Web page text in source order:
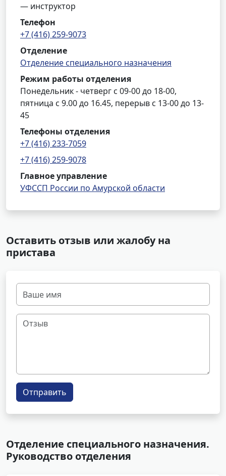
— инструктор
Телефон
+7 (416) 259-9073
Отделение
Отделение специального назначения
Режим работы отделения
Понедельник - четверг с 09-00 до 18-00,
пятница с 9.00 до 16.45, перерыв с 13-00 до 13-
45
Телефоны отделения
+7 (416) 233-7059
+7 (416) 259-9078
Главное управление
УФССП России по Амурской области
Оставить отзыв или жалобу на
пристава
Отправить
Отделение специального назначения.
Руководство отделения